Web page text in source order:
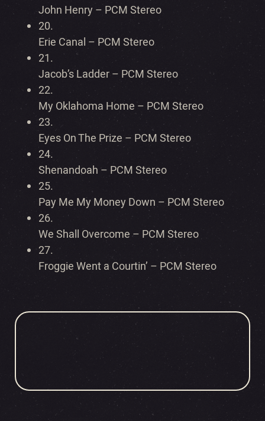
John Henry – PCM Stereo
20.
Erie Canal – PCM Stereo
21.
Jacob’s Ladder – PCM Stereo
22.
My Oklahoma Home – PCM Stereo
23.
Eyes On The Prize – PCM Stereo
24.
Shenandoah – PCM Stereo
25.
Pay Me My Money Down – PCM Stereo
26.
We Shall Overcome – PCM Stereo
27.
Froggie Went a Courtin’ – PCM Stereo